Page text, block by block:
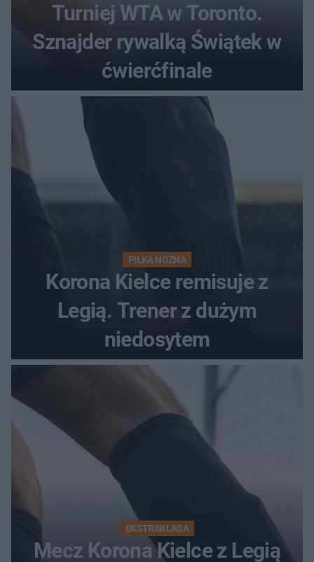
Turniej WTA w Toronto.
Sznajder rywalką Świątek w
ćwierćfinale
PIŁKA NOŻNA
Korona Kielce remisuje z
Legią. Trener z dużym
niedosytem
EKSTRAKLASA
Mecz Korona Kielce z Legią